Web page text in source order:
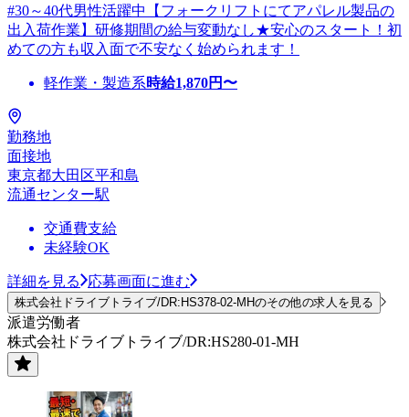
#30～40代男性活躍中【フォークリフトにてアパレル製品の
出入荷作業】研修期間の給与変動なし★安心のスタート！初
めての方も収入面で不安なく始められます！
軽作業・製造系時給1,870円〜
勤務地
面接地
東京都大田区平和島
流通センター駅
交通費支給
未経験OK
詳細を見る 応募画面に進む
株式会社ドライブトライブ/DR:HS378-02-MHのその他の求人を見る
派遣労働者
株式会社ドライブトライブ/DR:HS280-01-MH